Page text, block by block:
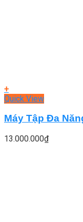
+
Quick View
Máy Tập Đa
13.000.000₫